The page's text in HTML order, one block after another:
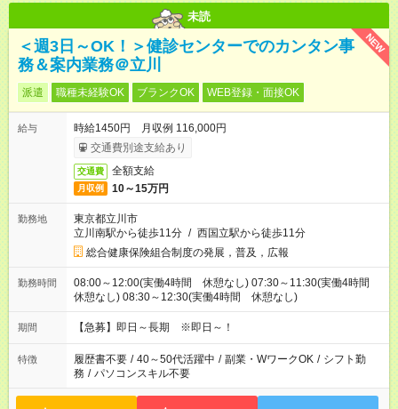
未読
NEW
＜週3日～OK！＞健診センターでのカンタン事
務＆案内業務＠立川
派遣 職種未経験OK ブランクOK WEB登録・面接OK
給与
時給1450円 月収例 116,000円
交通費別途支給あり
交通費 全額支給
月収例 10～15万円
勤務地
東京都立川市
立川南駅から徒歩11分 / 西国立駅から徒歩11分
総合健康保険組合制度の発展，普及，広報
勤務時間
08:00～12:00(実働4時間 休憩なし) 07:30～11:30(実働4時間
休憩なし) 08:30～12:30(実働4時間 休憩なし)
期間 【急募】即日～長期 ※即日～！
特徴 履歴書不要 / 40～50代活躍中 / 副業・WワークOK / シフト勤
務 / パソコンスキル不要